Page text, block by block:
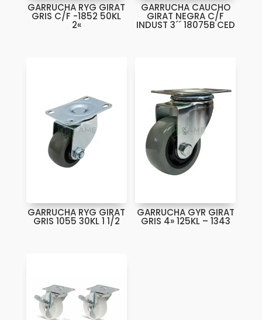
GARRUCHA RYG GIRAT
GRIS C/F -1852 50KL
2«
GARRUCHA CAUCHO
GIRAT NEGRA C/F
INDUST 3´´ 18075B CED
GARRUCHA RYG GIRAT
GRIS 1055 30KL 1 1/2
GARRUCHA GYR GIRAT
GRIS 4» 125KL – 1343